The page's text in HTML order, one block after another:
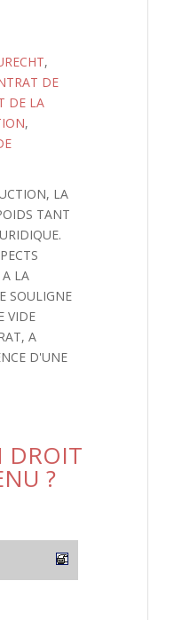
,
DE
DE LA
,
LA
TANT
A LA
SOULIGNE
VIDE
A
D'UNE
DROIT
?